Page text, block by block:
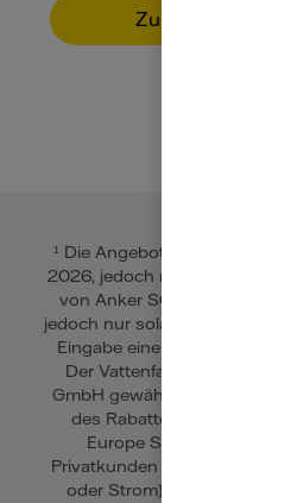
Zum smarten
¹ Die Angebote von EcoFlow
2026, jedoch nur solange der
von Anker SOLIX sind gültig
jedoch nur solange der Vorrat
Eingabe einer gültigen
Der Vattenfall Vorteilspreis
GmbH gewährten
des Rabattes, den Sie als
Europe Sales GmbH
Privatkunden sind
oder Strom) überwiegend